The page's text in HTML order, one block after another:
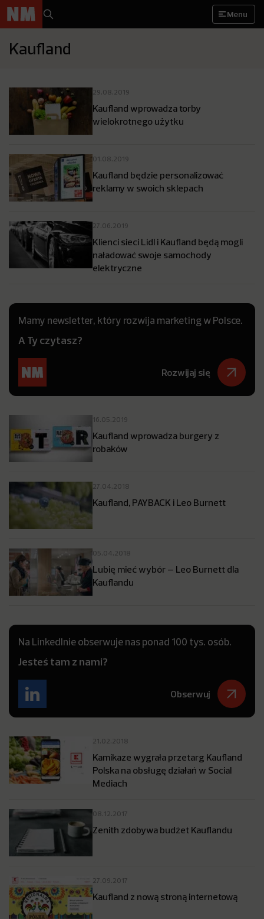
Menu
Kaufland
29.08.2019
Kaufland wprowadza torby
wielokrotnego użytku
01.08.2019
Kaufland będzie personalizować
reklamy w swoich sklepach
27.06.2019
Klienci sieci Lidl i Kaufland będą mogli
naładować swoje samochody
elektryczne
Mamy newsletter, który rozwija marketing w Polsce.
A Ty czytasz?
Rozwijaj się
16.05.2019
Kaufland wprowadza burgery z
robaków
27.04.2018
Kaufland, PAYBACK i Leo Burnett
05.04.2018
Lubię mieć wybór – Leo Burnett dla
Kauflandu
Na LinkedInie obserwuje nas ponad 100 tys. osób.
Jesteś tam z nami?
Obserwuj
21.02.2018
Kamikaze wygrała przetarg Kaufland
Polska na obsługę działań w Social
Mediach
08.12.2017
Zenith zdobywa budżet Kauflandu
27.09.2017
Kaufland z nową stroną internetową